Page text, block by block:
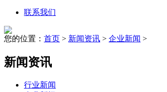
联系我们
您的位置： 首页 > 新闻资讯 > 企业新闻 >
新闻资讯
行业新闻